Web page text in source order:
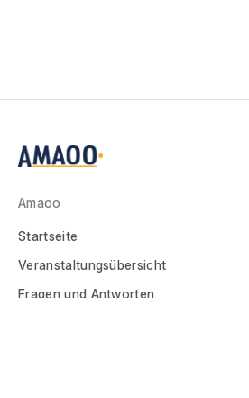
Amaoo
Startseite
Veranstaltungsübersicht
Fragen und Antworten